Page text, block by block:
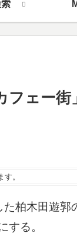
ェー街
。
柏木田遊郭
する。